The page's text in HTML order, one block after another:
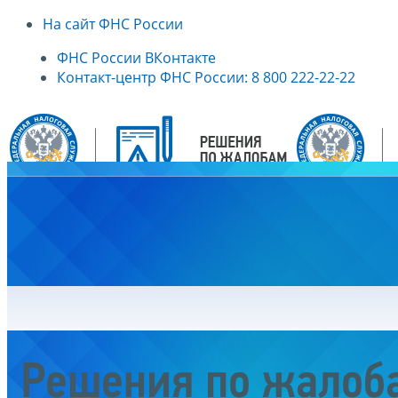
На сайт ФНС России
ФНС России ВКонтакте
Контакт-центр ФНС России: 8 800 222-22-22
Решения по